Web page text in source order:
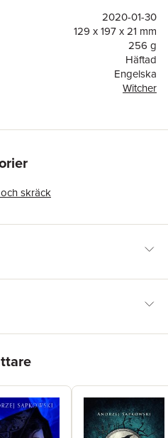
looking is evil; not
every fairy tale there is a grain
Sapkowski, winner
award, started an
Witcher series. The Last Wish
one-of-a-kind fantasy world.
2020-01-30
129 x 197 x 21 mm
256 g
Häftad
Engelska
Witcher
9781473231061
skräck